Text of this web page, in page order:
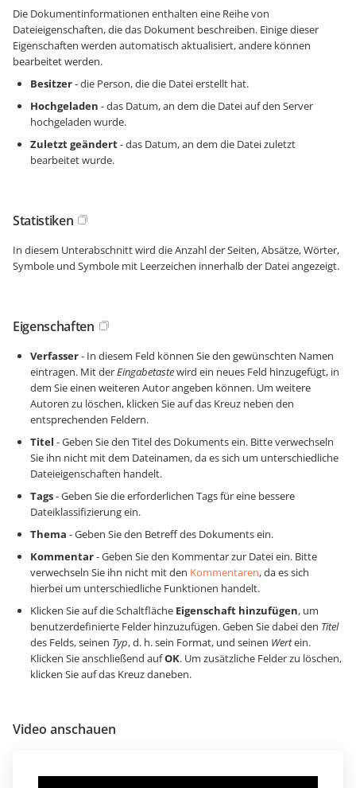
Die Dokumentinformationen enthalten eine Reihe von
Dateieigenschaften, die das Dokument beschreiben. Einige dieser
Eigenschaften werden automatisch aktualisiert, andere können
bearbeitet werden.
Besitzer- die Person, die die Datei erstellt hat.
Hochgeladen - das Datum, an dem die Datei auf den Server
hochgeladen wurde.
Zuletzt geändert- das Datum, an dem die Datei zuletzt
bearbeitet wurde.
Statistiken
In diesem Unterabschnitt wird die Anzahl der Seiten, Absätze, Wörter,
Symbole und Symbole mit Leerzeichen innerhalb der Datei angezeigt.
Eigenschaften
Verfasser- In diesem Feld können Sie den gewünschten Namen
eintragen. Mit derEingabetastewird ein neues Feld hinzugefügt, in
dem Sie einen weiteren Autor angeben können. Um weitere
Autoren zu löschen, klicken Sie auf das Kreuz neben den
entsprechenden Feldern.
Titel - Geben Sie den Titel des Dokuments ein. Bitte verwechseln
Sie ihn nicht mit dem Dateinamen, da es sich um unterschiedliche
Dateieigenschaften handelt.
Tags- Geben Sie die erforderlichen Tags für eine bessere
Dateiklassifizierung ein.
Thema - Geben Sie den Betreff des Dokuments ein.
Kommentar- Geben Sie den Kommentar zur Datei ein. Bitte
verwechseln Sie ihn nicht mit den Kommentaren, da es sich
hierbei um unterschiedliche Funktionen handelt.
Klicken Sie auf die Schaltfläche Eigenschaft hinzufügen, um
benutzerdefinierte Felder hinzuzufügen. Geben Sie dabei den Titel
des Felds, seinen Typ, d. h. sein Format, und seinen Wertein.
Klicken Sie anschließend aufOK. Um zusätzliche Felder zu löschen,
klicken Sie auf das Kreuz daneben.
Video anschauen